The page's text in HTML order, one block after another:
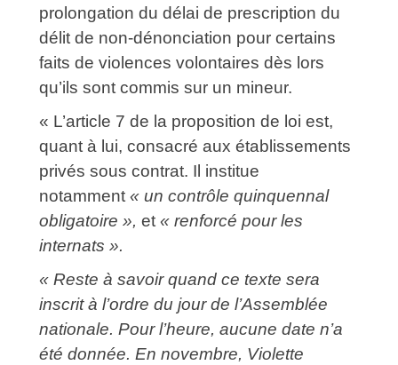
prolongation du délai de prescription du
délit de non-dénonciation pour certains
faits de violences volontaires dès lors
qu’ils sont commis sur un mineur.
« L’article 7 de la proposition de loi est,
quant à lui, consacré aux établissements
privés sous contrat. Il institue
notamment « un contrôle quinquennal
obligatoire », et « renforcé pour les
internats ».
« Reste à savoir quand ce texte sera
inscrit à l’ordre du jour de l’Assemblée
nationale. Pour l’heure, aucune date n’a
été donnée. En novembre, Violette